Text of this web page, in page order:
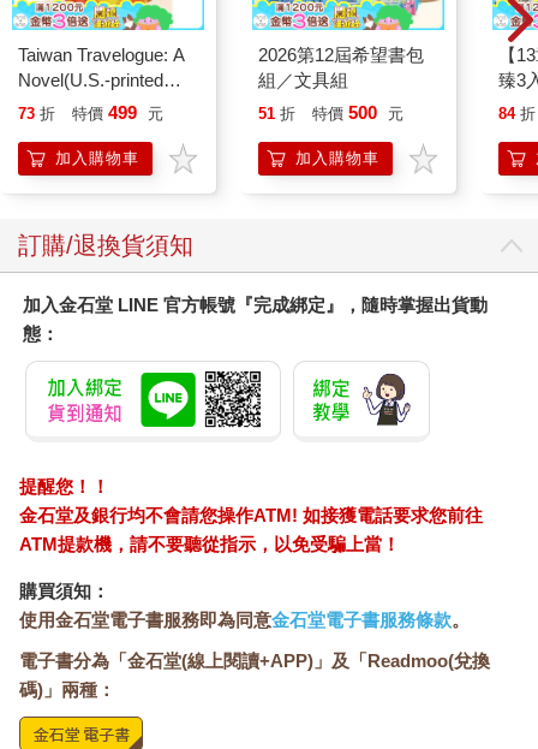
Taiwan Travelogue: A
Novel(U.S.-printed
edition)
73 折 特價 499 元
加入購物車
2026第12屆希望書包
組／文具組
51 折 特價 500 元
加入購物車
【
臻3
84 折
訂購/退換貨須知
加入金石堂 LINE 官方帳號『完成綁定』，隨時掌握出貨動
態：
提醒您！！
金石堂及銀行均不會請您操作ATM! 如接獲電話要求您前往
ATM提款機，請不要聽從指示，以免受騙上當！
購買須知：
使用金石堂電子書服務即為同意金石堂電子書服務條款。
電子書分為「金石堂(線上閱讀+APP)」及「Readmoo(兌換
碼)」兩種：